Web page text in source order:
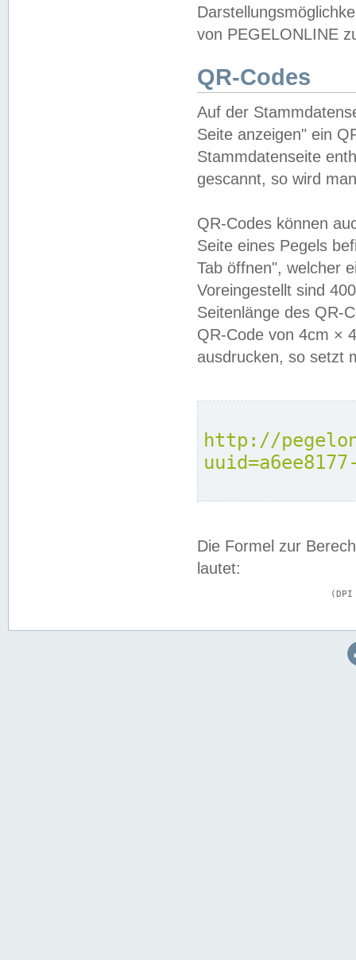
von PEGELONLINE
QR-Codes
Auf der
Seite anzeigen" ein
Stammdatenseite
gescannt, so wird
QR-Codes können
Seite eines Pegels
Tab öffnen", welcher
Voreingestellt sind
Seitenlänge des QR-
QR-Code von 4cm ×
ausdrucken, so setzt
http://
Die Formel zur
lautet: